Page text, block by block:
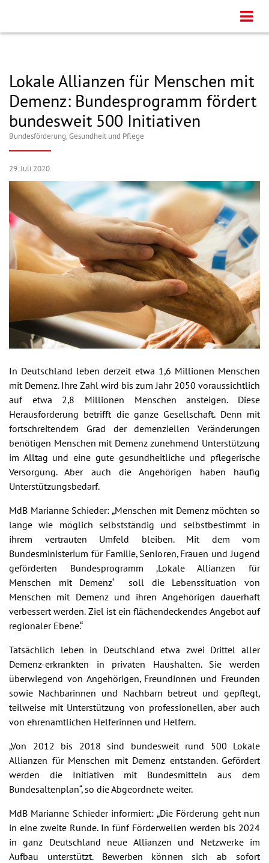
Lokale Allianzen für Menschen mit
Demenz: Bundesprogramm fördert
bundesweit 500 Initiativen
Bundesförderung,Gesundheit und Pflege
29. Juli 2020
In Deutschland leben derzeit etwa 1,6 Millionen Menschen
mit Demenz. Ihre Zahl wird bis zum Jahr 2050 voraussichtlich
auf etwa 2,8 Millionen Menschen ansteigen. Diese
Herausforderung betrifft die ganze Gesellschaft. Denn mit
fortschreitendem Grad der demenziellen Veränderungen
benötigen Menschen mit Demenz zunehmend Unterstützung
im Alltag und eine gute gesundheitliche und pflegerische
Versorgung. Aber auch die Angehörigen haben häufig
Unterstützungsbedarf.
MdB Marianne Schieder: „Menschen mit Demenz möchten so
lange wie möglich selbstständig und selbstbestimmt in
ihrem vertrauten Umfeld bleiben. Mit dem vom
Bundesministerium für Familie, Senioren, Frauen und Jugend
geförderten Bundesprogramm ‚Lokale Allianzen für
Menschen mit Demenz‘ soll die Lebenssituation von
Menschen mit Demenz und ihren Angehörigen dauerhaft
verbessert werden. Ziel ist ein flächendeckendes Angebot auf
regionaler Ebene.“
Tatsächlich leben in Deutschland etwa zwei Drittel aller
Demenz-erkrankten in privaten Haushalten. Sie werden
überwiegend von Angehörigen, Freundinnen und Freunden
sowie Nachbarinnen und Nachbarn betreut und gepflegt,
teilweise mit Unterstützung von professionellen, aber auch
von ehrenamtlichen Helferinnen und Helfern.
„Von 2012 bis 2018 sind bundesweit rund 500 Lokale
Allianzen für Menschen mit Demenz entstanden. Gefördert
werden die Initiativen mit Bundesmitteln aus dem
Bundesaltenplan“, so die Abgeordnete weiter.
MdB Marianne Schieder informiert: „Die Förderung geht nun
in eine zweite Runde. In fünf Förderwellen werden bis 2024
in ganz Deutschland neue Allianzen und Netzwerke im
Aufbau unterstützt. Bewerben können sich ab sofort